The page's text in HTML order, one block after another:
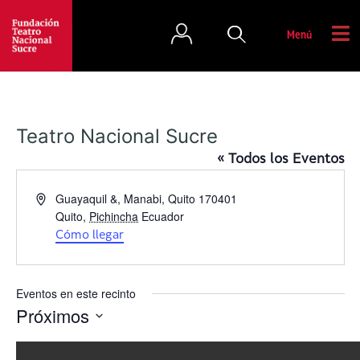
Menú
Teatro Nacional Sucre
« Todos los Eventos
D
c
ó
n
Guayaquil &, Manabi, Quito 170401
Quito, Pichincha Ecuador
Cómo llegar
Eventos en este recinto
Próximos